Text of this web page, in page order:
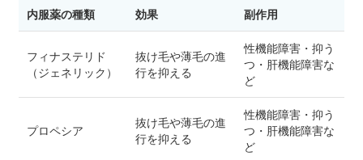
内服薬の種類 効果 副作用
フィナステリド
（ジェネリック）
抜け毛や薄毛の進
行を抑える
性機能障害・抑う
つ・肝機能障害な
ど
プロペシア
抜け毛や薄毛の進
行を抑える
性機能障害・抑う
つ・肝機能障害な
ど